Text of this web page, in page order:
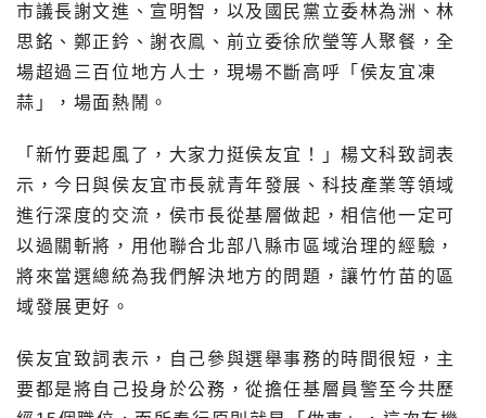
市議長謝文進、宣明智，以及國民黨立委林為洲、林
思銘、鄭正鈐、謝衣鳯、前立委徐欣瑩等人聚餐，全
場超過三百位地方人士，現場不斷高呼「侯友宜凍
蒜」，場面熱鬧。
「新竹要起風了，大家力挺侯友宜！」楊文科致詞表
示，今日與侯友宜市長就青年發展、科技產業等領域
進行深度的交流，侯市長從基層做起，相信他一定可
以過關斬將，用他聯合北部八縣市區域治理的經驗，
將來當選總統為我們解決地方的問題，讓竹竹苗的區
域發展更好。
侯友宜致詞表示，自己參與選舉事務的時間很短，主
要都是將自己投身於公務，從擔任基層員警至今共歷